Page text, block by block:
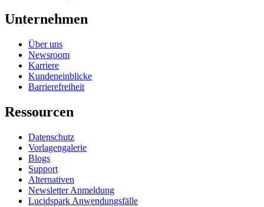
Unternehmen
Über uns
Newsroom
Karriere
Kundeneinblicke
Barrierefreiheit
Ressourcen
Datenschutz
Vorlagengalerie
Blogs
Support
Alternativen
Newsletter Anmeldung
Lucidspark Anwendungsfälle